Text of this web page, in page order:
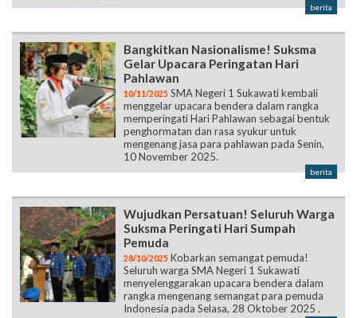
berita
Bangkitkan Nasionalisme! Suksma
Gelar Upacara Peringatan Hari
Pahlawan
10/11/2025 SMA Negeri 1 Sukawati kembali
menggelar upacara bendera dalam rangka
memperingati Hari Pahlawan sebagai bentuk
penghormatan dan rasa syukur untuk
mengenang jasa para pahlawan pada Senin,
10 November 2025.
berita
Wujudkan Persatuan! Seluruh Warga
Suksma Peringati Hari Sumpah
Pemuda
28/10/2025 Kobarkan semangat pemuda!
Seluruh warga SMA Negeri 1 Sukawati
menyelenggarakan upacara bendera dalam
rangka mengenang semangat para pemuda
Indonesia pada Selasa, 28 Oktober 2025 .